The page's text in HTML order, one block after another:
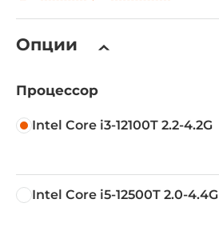
Опции
Процессор
Intel Core i3-12100T 2.2-4.2G
Intel Core i5-12500T 2.0-4.4G